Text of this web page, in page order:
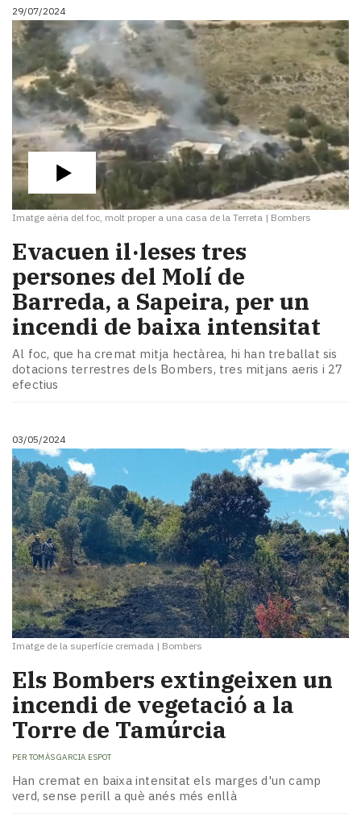
29/07/2024
Imatge aèria del foc, molt proper a una casa de la Terreta | Bombers
Evacuen il·leses tres
persones del Molí de
Barreda, a Sapeira, per un
incendi de baixa intensitat
Al foc, que ha cremat mitja hectàrea, hi han treballat sis
dotacions terrestres dels Bombers, tres mitjans aeris i 27
efectius
03/05/2024
Imatge de la superfície cremada | Bombers
Els Bombers extingeixen un
incendi de vegetació a la
Torre de Tamúrcia
PER TOMÀS GARCIA ESPOT
Han cremat en baixa intensitat els marges d'un camp
verd, sense perill a què anés més enllà